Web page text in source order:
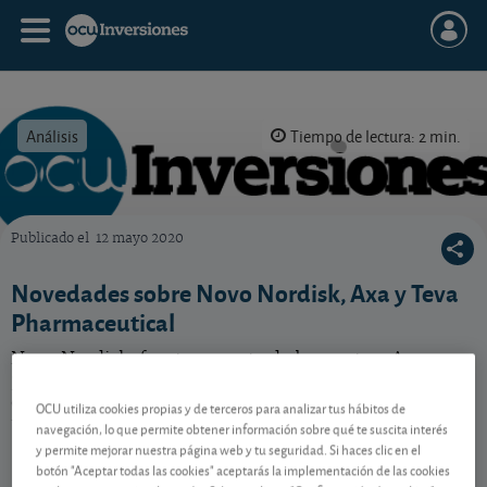
Análisis Tiempo de lectura: 2 min.
Publicado el 12 mayo 2020
Novedades sobre Novo Nordisk, Axa y Teva
Pharmaceutical
Novo Nordisk, fuerte repunte de las ventas. Axa,
deportivos. Teva Pharmaceutical cierra el primer
trimestre con beneficios.
OCU utiliza cookies propias y de terceros para analizar tus hábitos de
navegación, lo que permite obtener información sobre qué te suscita interés
y permite mejorar nuestra página web y tu seguridad. Si haces clic en el
botón "Aceptar todas las cookies" aceptarás la implementación de las cookies